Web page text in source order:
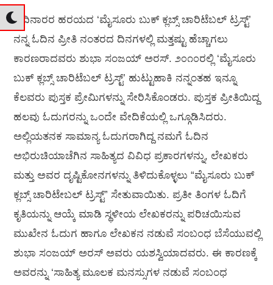
ಹದಿನಾರರ ಹರಯದ ‘ಮೈಸೂರು ಬುಕ್ ಕ್ಲಬ್ಸ್ ಚಾರಿಟೆಬಲ್ ಟ್ರಸ್ಟ್’
ನನ್ನ ಓದಿನ ಪ್ರೀತಿ ನಂತರದ ದಿನಗಳಲ್ಲಿ ಮತ್ತಷ್ಟು ಹೆಚ್ಚಾಗಲು
ಕಾರಣರಾದವರು ಶುಭಾ ಸಂಜಯ್ ಅರಸ್. ೨೦೧೦ರಲ್ಲಿ ‘ಮೈಸೂರು
ಬುಕ್ ಕ್ಲಬ್ಸ್ ಚಾರಿಟೆಬಲ್ ಟ್ರಸ್ಟ್’ ಹುಟ್ಟುಹಾಕಿ ನನ್ನಂತಹ ಇನ್ನೂ
ಕೆಲವರು ಪುಸ್ತಕ ಪ್ರೇಮಿಗಳನ್ನು ಸೇರಿಸಿಕೊಂಡರು. ಪುಸ್ತಕ ಪ್ರೀತಿಯಿದ್ದ
ಹಲವು ಓದುಗರನ್ನು ಒಂದೇ ವೇದಿಕೆಯಲ್ಲಿ ಒಗ್ಗೂಡಿಸಿದರು.
ಅಲ್ಲಿಯತನಕ ಸಾಮಾನ್ಯ ಓದುಗರಾಗಿದ್ದ ನಮಗೆ ಓದಿನ
ಅಭಿರುಚಿಯಾಚೆಗಿನ ಸಾಹಿತ್ಯದ ವಿವಿಧ ಪ್ರಕಾರಗಳನ್ನು, ಲೇಖಕರು
ಮತ್ತು ಅವರ ದೃಷ್ಟಿಕೋನಗಳನ್ನು ತಿಳಿದುಕೊಳ್ಳಲು “ಮೈಸೂರು ಬುಕ್
ಕ್ಲಬ್ಸ್ ಚಾರಿಟೇಬಲ್ ಟ್ರಸ್ಟ್” ಸೇತುವಾಯಿತು. ಪ್ರತೀ ತಿಂಗಳ ಓದಿಗೆ
ಕೃತಿಯನ್ನು ಆಯ್ಕೆ ಮಾಡಿ ಸ್ಥಳೀಯ ಲೇಖಕರನ್ನು ಪರಿಚಯಿಸುವ
ಮುಖೇನ ಓದುಗ ಹಾಗೂ ಲೇಖಕನ ನಡುವೆ ಸಂಬಂಧ ಬೆಸೆಯುವಲ್ಲಿ
ಶುಭಾ ಸಂಜಯ್ ಅರಸ್ ಅವರು ಯಶಸ್ವಿಯಾದವರು. ಈ ಕಾರಣಕ್ಕೆ
ಅವರನ್ನು ‘ಸಾಹಿತ್ಯ ಮೂಲಕ ಮನಸ್ಸುಗಳ ನಡುವೆ ಸಂಬಂಧ